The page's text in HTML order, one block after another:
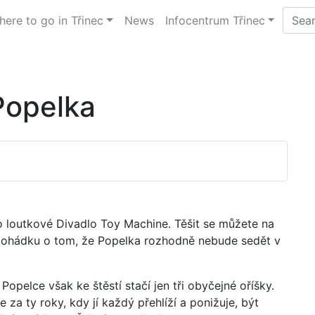
to go in Třinec News Infocentrum Třinec
Divadlo Toy Machine. Těšit se můžete na
o tom, že Popelka rozhodně nebude sedět v
však ke štěstí stačí jen tři obyčejné oříšky.
za ty roky, kdy jí každý přehlíží a ponižuje, být